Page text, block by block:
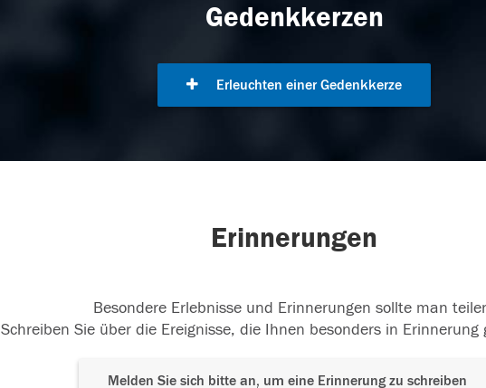
Gedenkkerzen
Erleuchten einer Gedenkkerze
Erinnerungen
Besondere Erlebnisse und Erinnerungen sollte man
Schreiben Sie über die Ereignisse, die Ihnen besonders in Erinnerung
Melden Sie sich bitte an, um eine Erinnerung zu schreiben